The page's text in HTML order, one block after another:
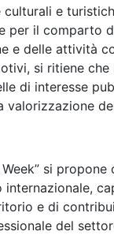
culturali e
per il comparto
e delle attività
si ritiene che
di interesse
valorizzazione
si
internazionale,
e di
del